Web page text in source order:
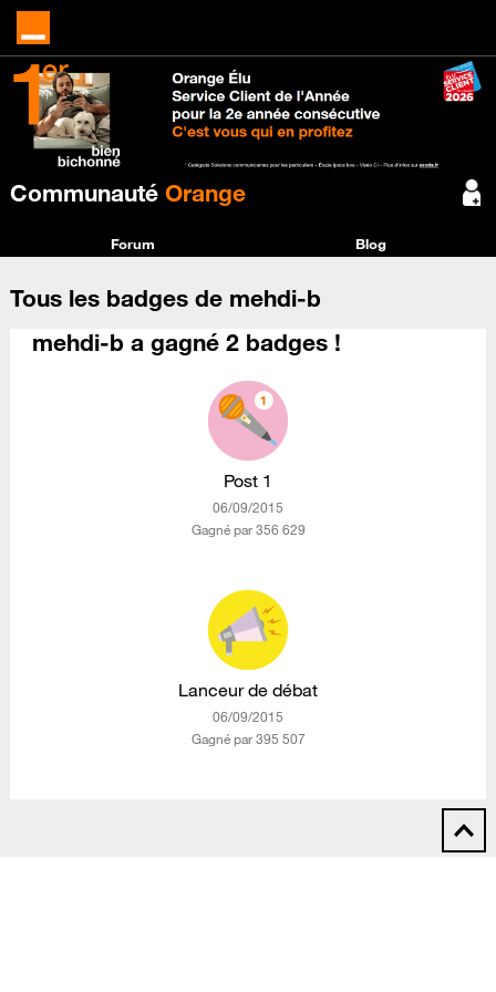
Communauté Orange
Forum Blog
Tous les badges de mehdi-b
mehdi-b a gagné 2 badges !
Post 1
‎06/09/2015
Gagné par 356 629
Lanceur de débat
‎06/09/2015
Gagné par 395 507